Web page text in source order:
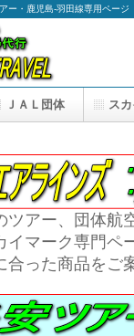
ー・鹿児島-羽田線専用ページ
アー、団体航
イマーク専門ペ
合った商品をご
ＪＡＬ団体 ス